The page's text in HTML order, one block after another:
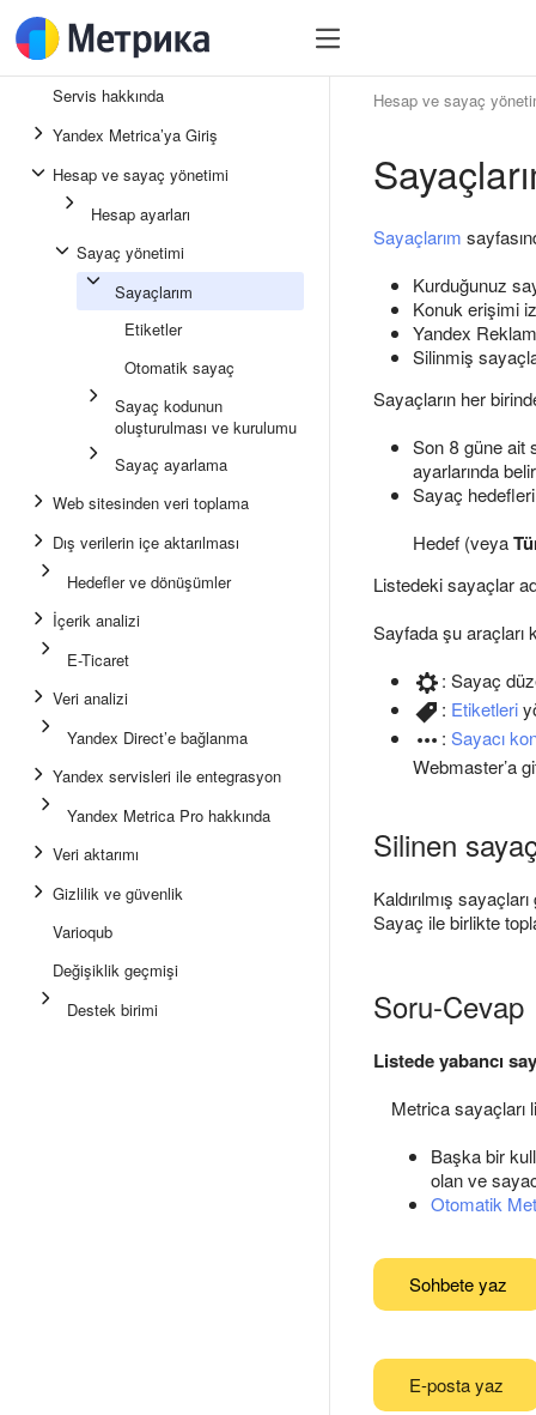
Servis hakkında
Yandex Metrica’ya Giriş
Hesap ve sayaç yönetimi
Hesap ayarları
Sayaç yönetimi
Sayaçlarım
Etiketler
Otomatik sayaç
Sayaç kodunun
oluşturulması ve kurulumu
Sayaç ayarlama
Web sitesinden veri toplama
Dış verilerin içe aktarılması
Hedefler ve dönüşümler
İçerik analizi
E-Ticaret
Veri analizi
Yandex Direct’e bağlanma
Yandex servisleri ile entegrasyon
Yandex Metrica Pro hakkında
Veri aktarımı
Gizlilik ve güvenlik
Varioqub
Değişiklik geçmişi
Destek birimi
Hesap ve sayaç
Sayaçlarım
Kurduğunuz
Konuk erişimi
Yandex
Silinmiş
Sayaçların her
Son 8 güne ait
ayarlarında
Sayaç
Hedef (veya
Listedeki sayaçlar
Sayfada şu araçları
: Sayaç
: Etiketleri
: Sayacı
Webmaster’a
Silinen
Kaldırılmış
Sayaç ile birlikte
Soru-Cevap
Listede yabancı
Metrica sayaçları
Başka bir
olan ve
Otomatik
Sohbete yaz
E-posta yaz